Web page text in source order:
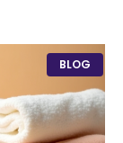
Untuk
semua
Beberapa
BLOG